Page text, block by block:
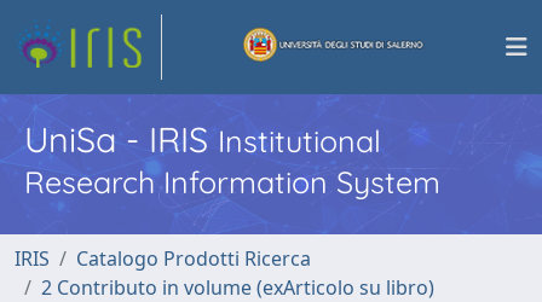
UniSa - IRISInstitutional
Research Information System
IRIS
Catalogo Prodotti Ricerca
2 Contributo in volume (exArticolo su libro)